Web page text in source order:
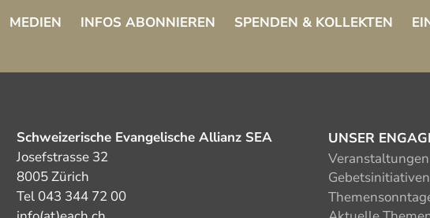
MEDIEN INFOS ABONNIEREN SPENDEN & KOLLEKTEN
Schweizerische Evangelische Allianz SEA
Josefstrasse 32
8005 Zürich
Tel 043 344 72 00
UNSER
Veranstaltungen
Gebetsinitiativen